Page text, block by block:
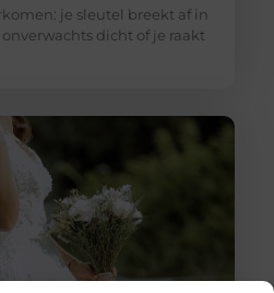
je sleutel breekt af in
dicht of je raakt